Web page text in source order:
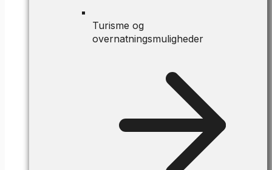
Turisme og
overnatningsmuligheder